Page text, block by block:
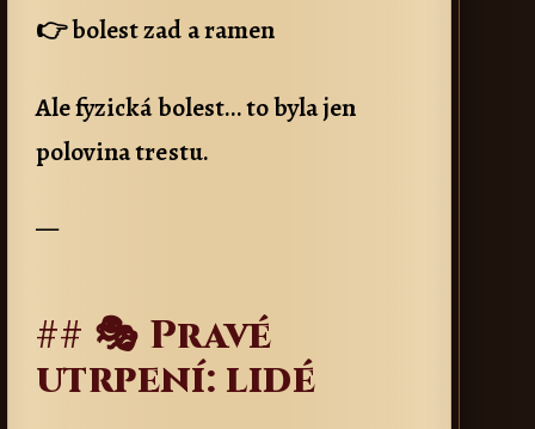
👉 bolest zad a ramen
Ale fyzická bolest… to byla jen
polovina trestu.
—
## 🎭 Pravé
utrpení: lidé